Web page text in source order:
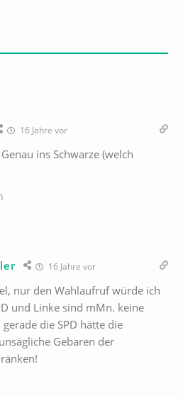
16 Jahre vor
ins Schwarze (welch
16 Jahre vor
nur den Wahlaufruf würde ich
und Linke sind mMn. keine
die SPD hätte die
Gebaren der